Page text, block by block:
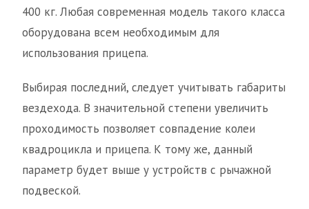
400 кг. Любая современная модель такого класса
оборудована всем необходимым для
использования прицепа.
Выбирая последний, следует учитывать габариты
вездехода. В значительной степени увеличить
проходимость позволяет совпадение колеи
квадроцикла и прицепа. К тому же, данный
параметр будет выше у устройств с рычажной
подвеской.